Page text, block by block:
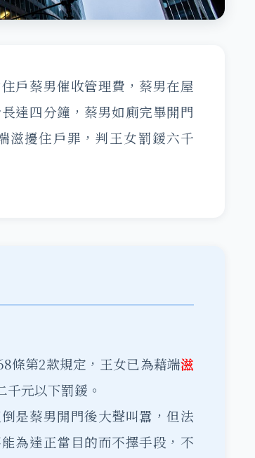
戶蔡男催收管理費，蔡男在屋
達四分鐘，蔡男如廁完畢開門
滋擾住戶罪，判王女罰鍰六千
條第2款規定，王女已為藉端滋
元以下罰鍰。
是蔡男開門後大聲叫囂，但法
為達正當目的而不擇手段，不